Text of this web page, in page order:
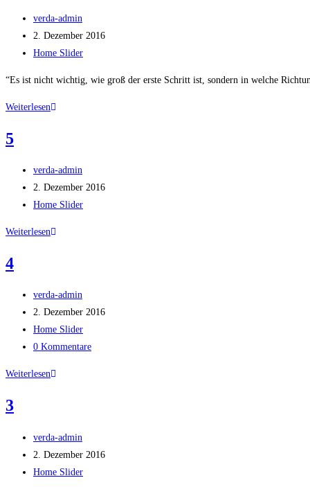
Beitrags-
Autor:
verda-admin
Beitrag
veröffentlicht:
2. Dezember 2016
Beitrags-
Home Slider
“Es ist nicht wichtig, wie groß der erste Schritt ist, sondern in welche
Weiterlesen6
5
Beitrags-
Autor:
verda-admin
Beitrag
veröffentlicht:
2. Dezember 2016
Beitrags-
Home Slider
Weiterlesen5
4
Beitrags-
Autor:
verda-admin
Beitrag
veröffentlicht:
2. Dezember 2016
Beitrags-
Kategorie:
Home Slider
Beitrags-
0 Kommentare
Weiterlesen4
3
Beitrags-
Autor:
verda-admin
Beitrag
veröffentlicht:
2. Dezember 2016
Beitrags-
Home Slider